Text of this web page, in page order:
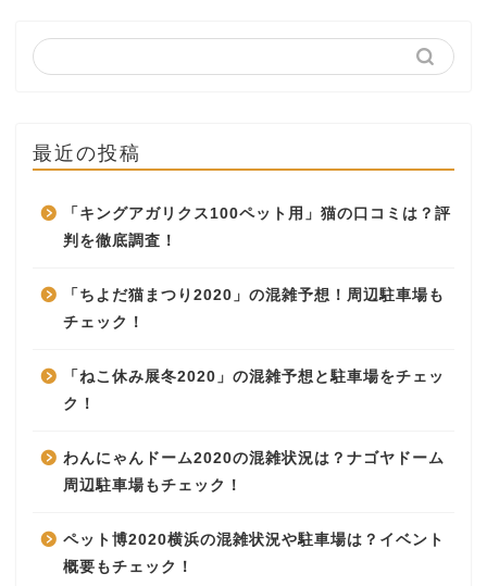
最近の投稿
「キングアガリクス100ペット用」猫の口コミは？評
判を徹底調査！
「ちよだ猫まつり2020」の混雑予想！周辺駐車場も
チェック！
「ねこ休み展冬2020」の混雑予想と駐車場をチェッ
ク！
わんにゃんドーム2020の混雑状況は？ナゴヤドーム
周辺駐車場もチェック！
ペット博2020横浜の混雑状況や駐車場は？イベント
概要もチェック！